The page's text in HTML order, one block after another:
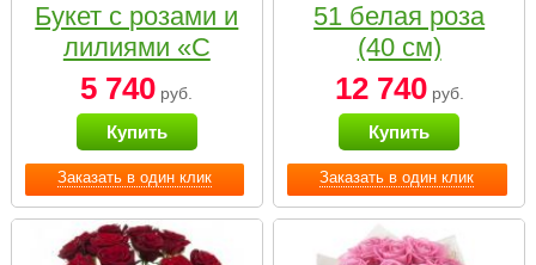
Заказать в один клик
Букет с розами и
лилиями «С
наилучшими
пожеланиями»
5 740 руб.
Купить
Заказать в один клик
51 белая роза
(40 см)
12 740руб.
Купить